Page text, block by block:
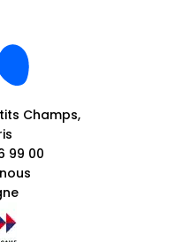
Champs,
99 00